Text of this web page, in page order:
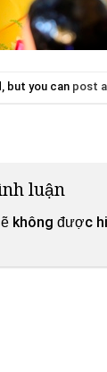
but you can post
luận
không được